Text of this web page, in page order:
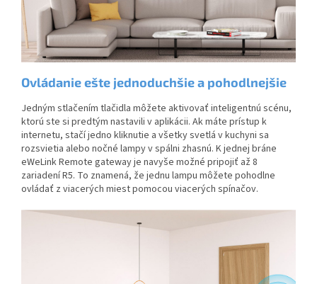
Ovládanie ešte jednoduchšie a pohodlnejšie
Jedným stlačením tlačidla môžete aktivovať inteligentnú scénu,
ktorú ste si predtým nastavili v aplikácii. Ak máte prístup k
internetu, stačí jedno kliknutie a všetky svetlá v kuchyni sa
rozsvietia alebo nočné lampy v spálni zhasnú. K jednej bráne
eWeLink Remote gateway je navyše možné pripojiť až 8
zariadení R5. To znamená, že jednu lampu môžete pohodlne
ovládať z viacerých miest pomocou viacerých spínačov.